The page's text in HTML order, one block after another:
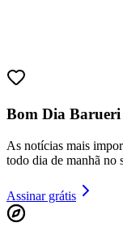
Bom Dia Barueri
As notícias mais
todo dia de manhã no
Assinar grátis